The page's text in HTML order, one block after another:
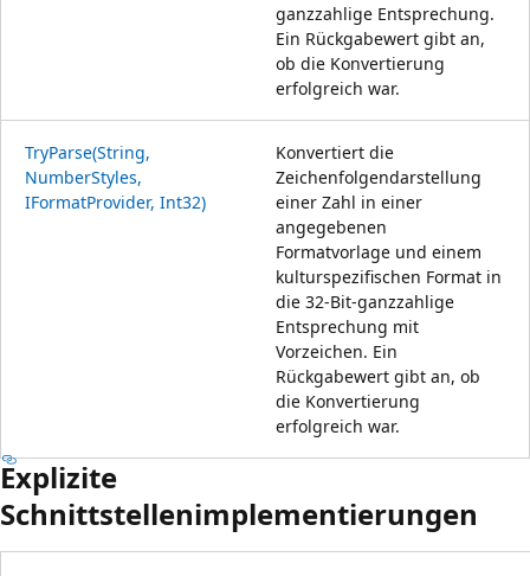
ganzzahlige Entsprechung.
Ein Rückgabewert gibt an,
ob die Konvertierung
erfolgreich war.
TryParse(String,
NumberStyles,
IFormatProvider, Int32)
Konvertiert die
Zeichenfolgendarstellung
einer Zahl in einer
angegebenen
Formatvorlage und einem
kulturspezifischen Format in
die 32-Bit-ganzzahlige
Entsprechung mit
Vorzeichen. Ein
Rückgabewert gibt an, ob
die Konvertierung
erfolgreich war.
Explizite
Schnittstellenimplementierungen